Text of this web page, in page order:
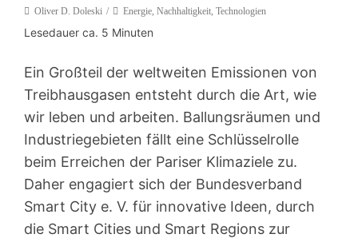
Oliver D. Doleski Energie, Nachhaltigkeit, Technologien
Lesedauer ca. 5 Minuten
Ein Großteil der weltweiten Emissionen von
Treibhausgasen entsteht durch die Art, wie
wir leben und arbeiten. Ballungsräumen und
Industriegebieten fällt eine Schlüsselrolle
beim Erreichen der Pariser Klimaziele zu.
Daher engagiert sich der Bundesverband
Smart City e. V. für innovative Ideen, durch
die Smart Cities und Smart Regions zur